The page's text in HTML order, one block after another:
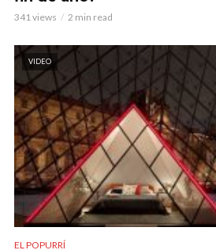
341 views 2 min read
VIDEO
EL POPURRÍ